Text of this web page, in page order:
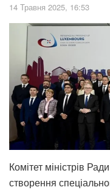
14 Травня 2025, 16:53
Комітет міністрів
створення